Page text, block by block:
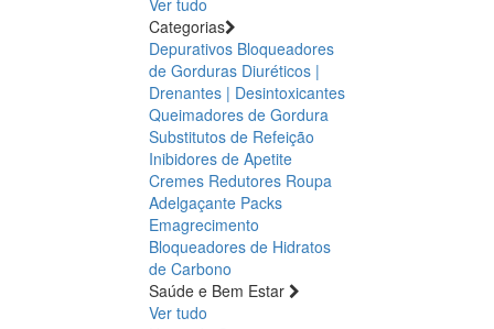
Categorias
Depurativos Bloqueadores
de Gorduras Diuréticos |
Drenantes | Desintoxicantes
Queimadores de Gordura
Substitutos de Refeição
Inibidores de Apetite
Cremes Redutores Roupa
Adelgaçante Packs
Emagrecimento
Bloqueadores de Hidratos
de Carbono
Saúde e Bem Estar
Ver tudo